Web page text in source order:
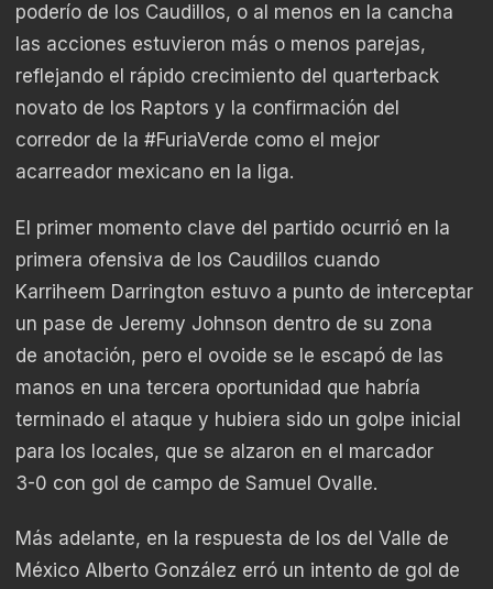
poderío de los Caudillos, o al menos en la cancha
las acciones estuvieron más o menos parejas,
reflejando el rápido crecimiento del quarterback
novato de los Raptors y la confirmación del
corredor de la #FuriaVerde como el mejor
acarreador mexicano en la liga.
El primer momento clave del partido ocurrió en la
primera ofensiva de los Caudillos cuando
Karriheem Darrington estuvo a punto de interceptar
un pase de Jeremy Johnson dentro de su zona
de anotación, pero el ovoide se le escapó de las
manos en una tercera oportunidad que habría
terminado el ataque y hubiera sido un golpe inicial
para los locales, que se alzaron en el marcador
3-0 con gol de campo de Samuel Ovalle.
Más adelante, en la respuesta de los del Valle de
México Alberto González erró un intento de gol de